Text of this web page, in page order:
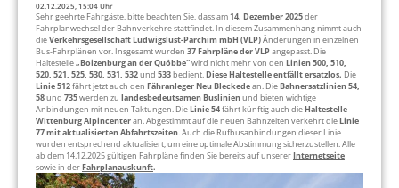
02.12.2025, 15:04 Uhr
Sehr geehrte Fahrgäste, bitte beachten Sie, dass am14. Dezember 2025der
Fahrplanwechsel der Bahnverkehre stattfindet. In diesem Zusammenhang nimmt auch
dieVerkehrsgesellschaft Ludwigslust-Parchim mbH (VLP)Änderungen in einzelnen
Bus-Fahrplänen vor. Insgesamt wurden 37 Fahrpläne der VLPangepasst. Die
Haltestelle„Boizenburg an der Quöbbe“wird nicht mehr von den Linien 500, 510,
520, 521, 525, 530, 531, 532und 533bedient.Diese Haltestelle entfällt ersatzlos. Die
Linie 512fährt jetzt auch den Fähranleger Neu Bleckedean. DieBahnersatzlinien 54,
58und 735werden zu landesbedeutsamen Buslinienund bieten wichtige
Anbindungen mit neuen Taktungen. DieLinie 54fährt künftig auch dieHaltestelle
Wittenburg Alpincenteran. Abgestimmt auf die neuen Bahnzeiten verkehrt dieLinie
77 mit aktualisierten Abfahrtszeiten. Auch die Rufbusanbindungen dieser Linie
wurden entsprechend aktualisiert, um eine optimale Abstimmung sicherzustellen. Alle
ab dem 14.12.2025 gültigen Fahrpläne finden Sie bereits auf unsererInternetseite
sowie in derFahrplanauskunft.